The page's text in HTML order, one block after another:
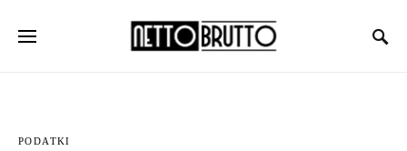
PODATKI